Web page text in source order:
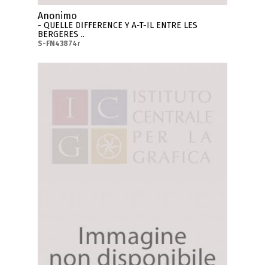
Anonimo
- QUELLE DIFFERENCE Y A-T-IL ENTRE LES
BERGERES ..
S-FN43874r